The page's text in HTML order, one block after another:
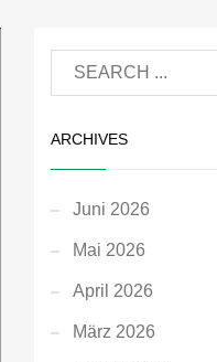
ARCHIVES
Juni 2026
Mai 2026
April 2026
März 2026